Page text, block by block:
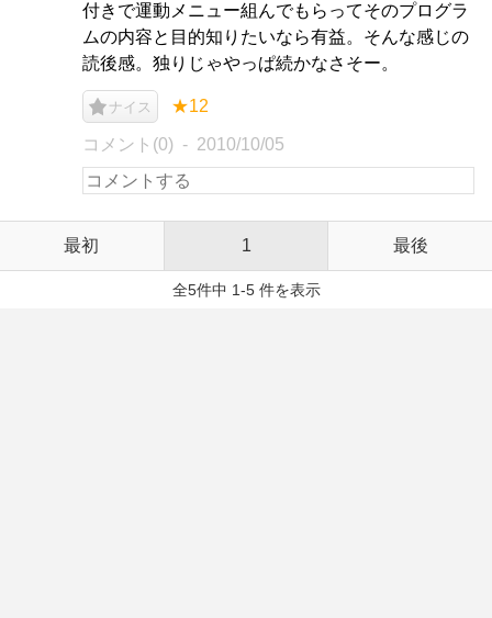
付きで運動メニュー組んでもらってそのプログラ
ムの内容と目的知りたいなら有益。そんな感じの
読後感。独りじゃやっぱ続かなさそー。
ナイス ★12
コメント(0) 2010/10/05
最初 1 最後
全5件中 1-5 件を表示